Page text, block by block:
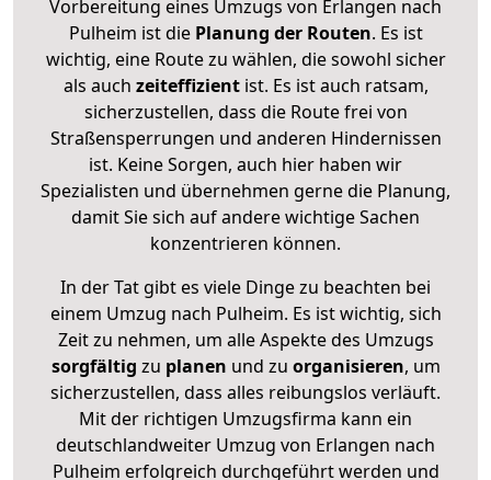
Vorbereitung eines Umzugs von Erlangen nach
Pulheim ist diePlanung der Routen. Es ist
wichtig, eine Route zu wählen, die sowohl sicher
als auch zeiteffizientist. Es ist auch ratsam,
sicherzustellen, dass die Route frei von
Straßensperrungen und anderen Hindernissen
ist. Keine Sorgen, auch hier haben wir
Spezialisten und übernehmen gerne die Planung,
damit Sie sich auf andere wichtige Sachen
konzentrieren können.
In der Tat gibt es viele Dinge zu beachten bei
einem Umzug nach Pulheim. Es ist wichtig, sich
Zeit zu nehmen, um alle Aspekte des Umzugs
sorgfältig zu planen und zu organisieren, um
sicherzustellen, dass alles reibungslos verläuft.
Mit der richtigen Umzugsfirma kann ein
deutschlandweiter Umzug von Erlangen nach
Pulheim erfolgreich durchgeführt werden und